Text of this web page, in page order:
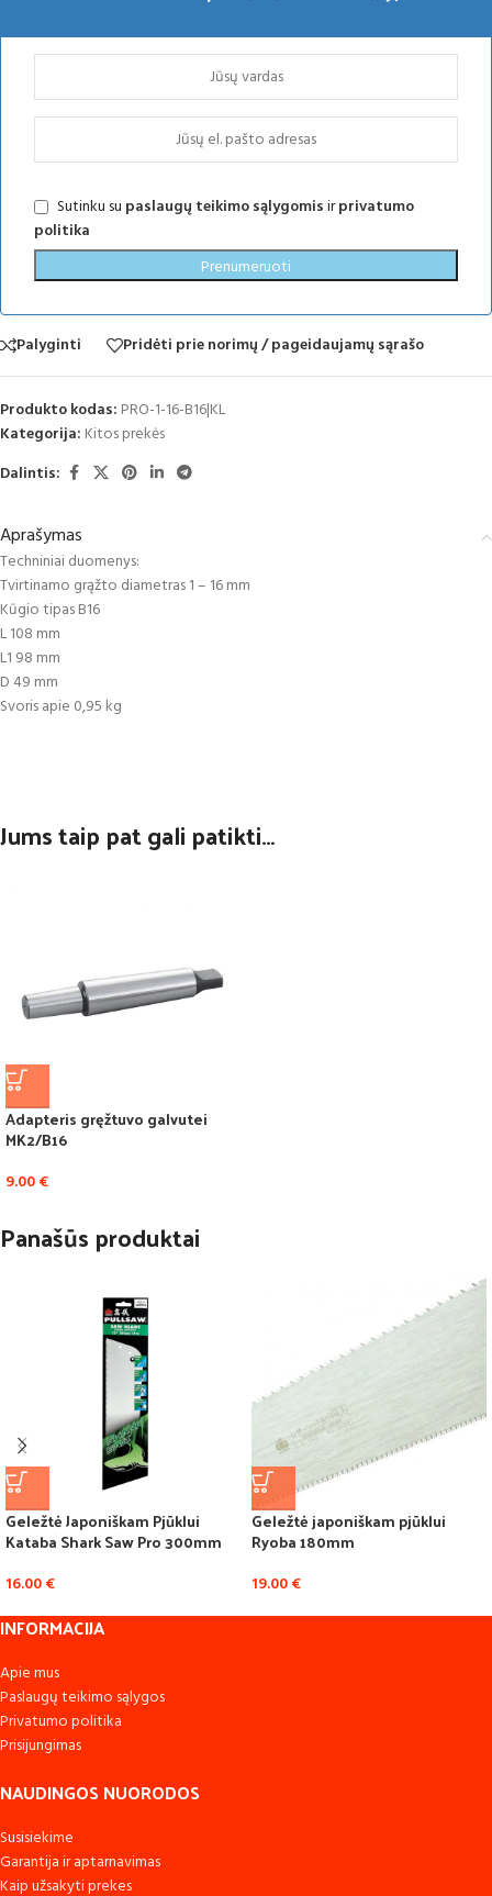
Sutinku su paslaugų teikimo sąlygomisirprivatumo
politika
Prenumeruoti
Palyginti Pridėti prie norimų / pageidaujamų sąrašo
Produkto kodas: PRO-1-16-B16|KL
Kategorija: Kitos prekės
Dalintis:
Aprašymas
Techniniai duomenys:
Tvirtinamo grąžto diametras 1 – 16 mm
Kūgio tipas B16
L 108 mm
L1 98 mm
D 49 mm
Svoris apie 0,95 kg
Jums taip pat gali patikti…
Adapteris gręžtuvo galvutei
MK2/B16
9.00€
Panašūs produktai
Geležtė Japoniškam Pjūklui
Kataba Shark Saw Pro 300mm
16.00€
Geležtė japoniškam pjūklui
Ryoba 180mm
19.00€
INFORMACIJA
Apie mus
Paslaugų teikimo sąlygos
Privatumo politika
Prisijungimas
NAUDINGOS NUORODOS
Susisiekime
Garantija ir aptarnavimas
Kaip užsakyti prekes